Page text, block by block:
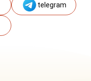
telegram